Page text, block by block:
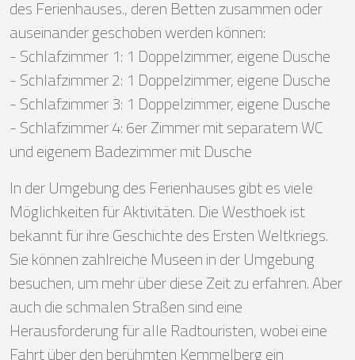
des Ferienhauses., deren Betten zusammen oder
auseinander geschoben werden können:
- Schlafzimmer 1: 1 Doppelzimmer, eigene Dusche
- Schlafzimmer 2: 1 Doppelzimmer, eigene Dusche
- Schlafzimmer 3: 1 Doppelzimmer, eigene Dusche
- Schlafzimmer 4: 6er Zimmer mit separatem WC
und eigenem Badezimmer mit Dusche
In der Umgebung des Ferienhauses gibt es viele
Möglichkeiten für Aktivitäten. Die Westhoek ist
bekannt für ihre Geschichte des Ersten Weltkriegs.
Sie können zahlreiche Museen in der Umgebung
besuchen, um mehr über diese Zeit zu erfahren. Aber
auch die schmalen Straßen sind eine
Herausforderung für alle Radtouristen, wobei eine
Fahrt über den berühmten Kemmelberg ein